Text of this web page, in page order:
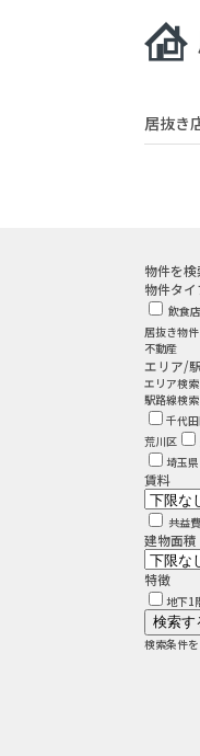
居抜き
物件を検
物件タイ
飲食店
居抜き物件
不動産
エリア/
エリア検索
駅路線検索
千代
荒川区
埼玉県
賃料
共益
建物面積
特徴
地下1
検索条件